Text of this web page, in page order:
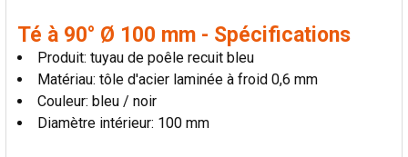
Té à 90° Ø 100 mm - Spécifications
Produit: tuyau de poêle recuit bleu
Matériau: tôle d'acier laminée à froid 0,6 mm
Couleur: bleu / noir
Diamètre intérieur: 100 mm